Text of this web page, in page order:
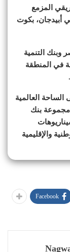
المزمع
في الفترة من 26 إلى 30 مايو 2025 في أبيدجان، بكوت
وبنك التنمية
في المنطقة
العالمية
مجموعة بنك
والإقليمية
Facebook